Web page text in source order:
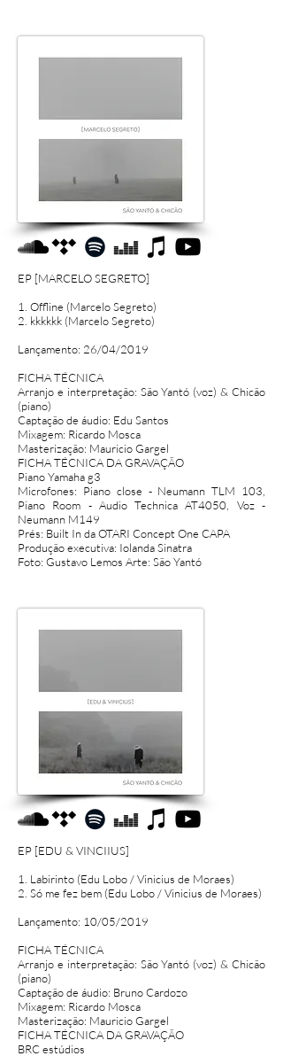
EP [MARCELO SEGRETO]
1. Offline (Marcelo Segreto)
2. kkkkkk (Marcelo Segreto)
Lançamento: 26/04/2019
FICHA TÉCNICA
Arranjo e interpretação: São Yantó (voz) & Chicão
(piano)
Captação de áudio: Edu Santos
Mixagem: Ricardo Mosca
Masterização: Mauricio Gargel
FICHA TÉCNICA DA GRAVAÇÃO
Piano Yamaha g3
Microfones: Piano close - Neumann TLM 103,
Piano Room - Audio Technica AT4050, Voz -
Neumann M149
Prés: Built In da OTARI Concept One CAPA
Produção executiva: Iolanda Sinatra
Foto: Gustavo Lemos Arte: São Yantó
EP [EDU & VINCIIUS]
1. Labirinto (Edu Lobo / Vinicius de Moraes)
2. Só me fez bem (Edu Lobo / Vinicius de Moraes)
Lançamento: 10/05/2019
FICHA TÉCNICA
Arranjo e interpretação: São Yantó (voz) & Chicão
(piano)
Captação de áudio: Bruno Cardozo
Mixagem: Ricardo Mosca
Masterização: Mauricio Gargel
FICHA TÉCNICA DA GRAVAÇÃO
BRC estúdios